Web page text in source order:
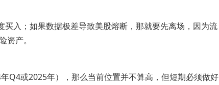
买入；如果数据极差导致美股熔断，那就要先离场，因为流
产。
Q4或2025年），那么当前位置并不算高，但短期必须做好